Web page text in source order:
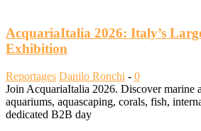
AcquariaItalia 2026: Italy’s
Exhibition
Reportages Danilo Ronchi - 0
Join AcquariaItalia 2026. Discover marine
aquariums, aquascaping, corals, fish,
dedicated B2B day